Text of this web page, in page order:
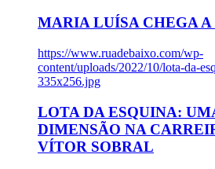
MARIA LUÍSA CHEGA A
https://www.ruadebaixo.com/wp-
content/uploads/2022/10/lota-da-
335x256.jpg
LOTA DA ESQUINA:
DIMENSÃO NA
VÍTOR SOBRAL